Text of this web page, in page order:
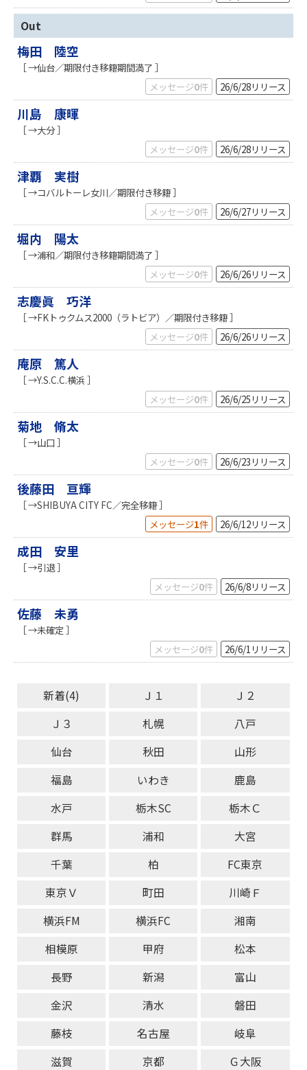
Out
梅田 陸空
［ →仙台／期限付き移籍期間満了 ］
メッセージ0件 26/6/28リリース
川島 康暉
［ →大分 ］
メッセージ0件 26/6/28リリース
津覇 実樹
［ →コバルトーレ女川／期限付き移籍 ］
メッセージ0件 26/6/27リリース
堀内 陽太
［ →浦和／期限付き移籍期間満了 ］
メッセージ0件 26/6/26リリース
志慶眞 巧洋
［ →FKトゥクムス2000（ラトビア）／期限付き移籍 ］
メッセージ0件 26/6/26リリース
庵原 篤人
［ →Y.S.C.C.横浜 ］
メッセージ0件 26/6/25 リリース
菊地 脩太
［ →山口 ］
メッセージ0件 26/6/23 リリース
後藤田 亘輝
［ →SHIBUYA CITY FC／完全移籍 ］
メッセージ1件 26/6/12リリース
成田 安里
［ →引退 ］
メッセージ0件 26/6/8リリース
佐藤 未勇
［ →未確定 ］
メッセージ0件 26/6/1 リリース
新着(4) Ｊ１
Ｊ２
Ｊ３
札幌
八戸
仙台
秋田
山形
福島
いわき
鹿島
水戸
栃木SC
栃木Ｃ
群馬
浦和
大宮
千葉
柏
FC東京
東京Ｖ
町田
川崎Ｆ
横浜FM
横浜FC
湘南
相模原
甲府
松本
長野
新潟
富山
金沢
清水
磐田
藤枝
名古屋
岐阜
滋賀
京都
Ｇ大阪